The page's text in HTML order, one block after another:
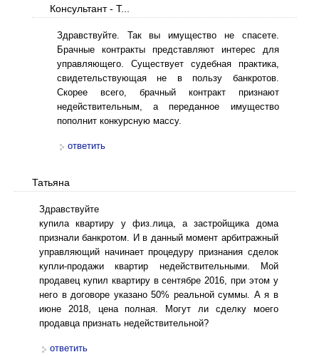
Консультант - Т...
Здравствуйте. Так вы имущество не спасете.
Брачные контракты представляют интерес для
управляющего. Существует судебная практика,
свидетельствующая не в пользу банкротов.
Скорее всего, брачный контракт признают
недействительным, а переданное имущество
пополнит конкурсную массу.
ответить
Татьяна
Здравствуйте
купила квартиру у физ.лица, а застройщика дома
признали банкротом. И в данный момент арбитражный
управляющий начинает процедуру признания сделок
купли-продажи квартир недействительными. Мой
продавец купил квартиру в сентябре 2016, при этом у
него в договоре указано 50% реальной суммы. А я в
июне 2018, цена полная. Могут ли сделку моего
продавца признать недействительной?
ответить